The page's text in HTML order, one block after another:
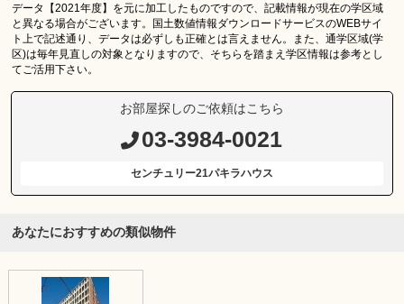
データ【2021年度】を元に加工したものですので、記載情報が現在の学区域
と異なる場合がございます。国土数値情報ダウンロードサービスのWEBサイ
ト上で記述通り、データは必ずしも正確とは言えません。また、通学区域(学
区)は毎年見直しの対象となりますので、そちらを踏まえ学区情報は参考とし
てご活用下さい。
お部屋探しのご依頼はこちら
03-3984-0021
センチュリー21パキラハウス
あなたにおすすめの類似物件